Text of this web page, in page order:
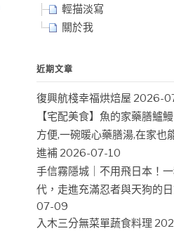
輕描淡寫
關於我
近期文章
復興航棧幸福烘焙屋 2026-
【宅配美食】魚的家藥膳鱸
方便,一碗暖心藥膳湯,在家也
進補 2026-07-10
手信霧隱城｜不用飛日本！
代，走進充滿忍者與天狗的
07-09
入木三分無菜單蔬食料理